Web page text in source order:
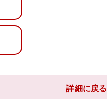
詳細に戻る